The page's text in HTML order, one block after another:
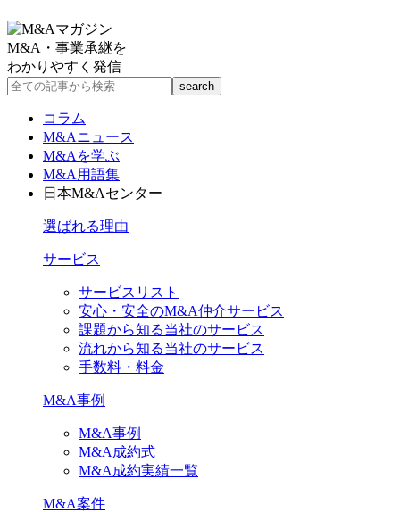
M&A・事業承継を
わかりやすく発信
コラム
M&Aニュース
M&Aを学ぶ
M&A用語集
日本M&Aセンター
選ばれる理由
サービス
サービスリスト
安心・安全のM&A仲介サービス
課題から知る当社のサービス
流れから知る当社のサービス
手数料・料金
M&A事例
M&A事例
M&A成約式
M&A成約実績一覧
M&A案件